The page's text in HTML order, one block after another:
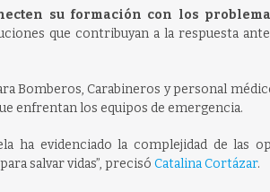
su formación con los
que contribuyan a la respuesta ante
Bomberos, Carabineros y personal
enfrentan los equipos de emergencia.
ha evidenciado la complejidad de las
salvar vidas”, precisó Catalina Cortázar.